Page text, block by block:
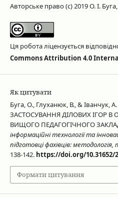
Авторське право (c) 2019 О. І.
Ця робота ліцензується
Commons Attribution 4.0
Як цитувати
Буга, О., Глуханюк, В., &
ЗАСТОСУВАННЯ ДІЛОВИХ ІГОР В
ВИЩОГО ПЕДАГОГІЧНОГО
інформаційні технології та
підготовці фахівців:
138-142. https://doi.org/10.31652/
Формати цитування